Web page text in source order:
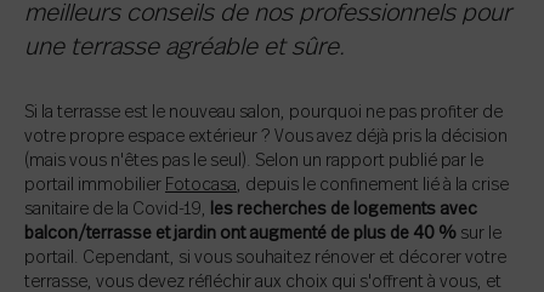
meilleurs conseils de nos professionnels pour
une terrasse agréable et sûre.
Si la terrasse est le nouveau salon, pourquoi ne pas profiter de
votre propre espace extérieur ? Vous avez déjà pris la décision
(mais vous n'êtes pas le seul). Selon un rapport publié par le
portail immobilier Fotocasa, depuis le confinement lié à la crise
sanitaire de la Covid-19,
les recherches de logements avec
balcon/terrasse et jardin ont augmenté de plus de 40 % sur le
portail. Cependant, si vous souhaitez rénover et décorer votre
terrasse, vous devez réfléchir aux choix qui s'offrent à vous, et